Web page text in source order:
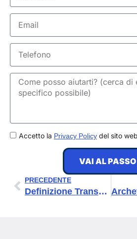
Email
Telefono
GDPRAccetto la Privacy Policy del sito web
VAI AL
Precedente
PRECEDENTE
Definizione Transcreation: come adattare con creatività i messaggi